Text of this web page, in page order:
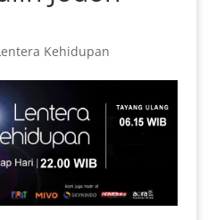
Kehidupan